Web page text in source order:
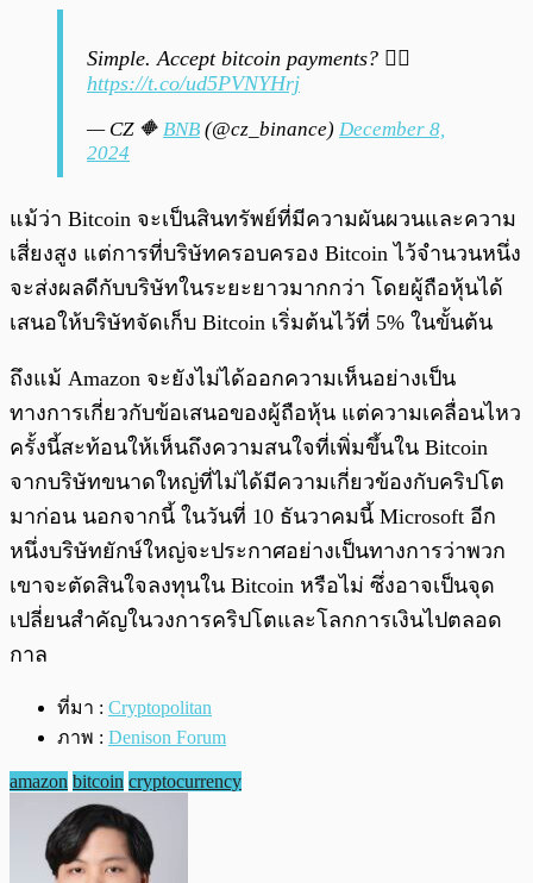
Simple. Accept bitcoin payments? 🤷‍♂️
https://t.co/ud5PVNYHrj
— CZ 🔶 BNB (@cz_binance) December 8,
2024
แม้ว่า Bitcoin จะเป็นสินทรัพย์ที่มีความผันผวนและความ
เสี่ยงสูง แต่การที่บริษัทครอบครอง Bitcoin ไว้จำนวนหนึ่ง
จะส่งผลดีกับบริษัทในระยะยาวมากกว่า โดยผู้ถือหุ้นได้
เสนอให้บริษัทจัดเก็บ Bitcoin เริ่มต้นไว้ที่ 5% ในขั้นต้น
ถึงแม้ Amazon จะยังไม่ได้ออกความเห็นอย่างเป็น
ทางการเกี่ยวกับข้อเสนอของผู้ถือหุ้น แต่ความเคลื่อนไหว
ครั้งนี้สะท้อนให้เห็นถึงความสนใจที่เพิ่มขึ้นใน Bitcoin
จากบริษัทขนาดใหญ่ที่ไม่ได้มีความเกี่ยวข้องกับคริปโต
มาก่อน นอกจากนี้ ในวันที่ 10 ธันวาคมนี้ Microsoft อีก
หนึ่งบริษัทยักษ์ใหญ่จะประกาศอย่างเป็นทางการว่าพวก
เขาจะตัดสินใจลงทุนใน Bitcoin หรือไม่ ซึ่งอาจเป็นจุด
เปลี่ยนสำคัญในวงการคริปโตและโลกการเงินไปตลอด
กาล
ที่มา : Cryptopolitan
ภาพ : Denison Forum
amazon bitcoin cryptocurrency